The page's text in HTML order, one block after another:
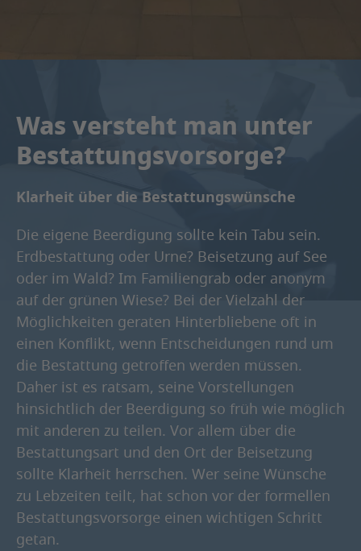
Was versteht man unter
Bestattungsvorsorge?
Klarheit über die Bestattungswünsche
Die eigene Beerdigung sollte kein Tabu sein.
Erdbestattung oder Urne? Beisetzung auf See
oder im Wald? Im Familiengrab oder anonym
auf der grünen Wiese? Bei der Vielzahl der
Möglichkeiten geraten Hinterbliebene oft in
einen Konflikt, wenn Entscheidungen rund um
die Bestattung getroffen werden müssen.
Daher ist es ratsam, seine Vorstellungen
hinsichtlich der Beerdigung so früh wie möglich
mit anderen zu teilen. Vor allem über die
Bestattungsart und den Ort der Beisetzung
sollte Klarheit herrschen. Wer seine Wünsche
zu Lebzeiten teilt, hat schon vor der formellen
Bestattungsvorsorge einen wichtigen Schritt
getan.